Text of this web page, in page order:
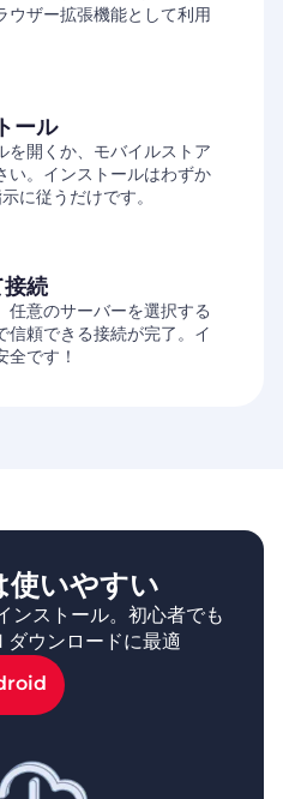
ザー拡張機能として利用
ール
を開くか、モバイルストア
い。インストールはわずか
に従うだけです。
続
意のサーバーを選択する
信頼できる接続が完了。イ
全です！
いやすい
ストール。初心者でも
ウンロードに最適